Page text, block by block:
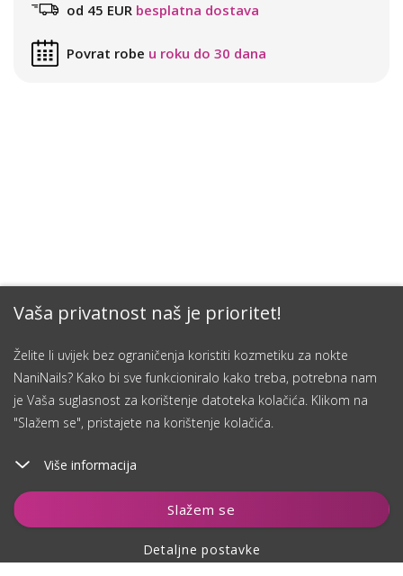
Vaša privatnost naš je prioritet!
Želite li uvijek bez ograničenja koristiti kozmetiku za nokte
NaniNails? Kako bi sve funkcioniralo kako treba, potrebna nam
je Vaša suglasnost za korištenje datoteka kolačića. Klikom na
"Slažem se", pristajete na korištenje kolačića.
Više informacija
Slažem se
Detaljne postavke
Dodaj u košaricu
od 45 EUR besplatna dostava
Povrat robe u roku do 30 dana